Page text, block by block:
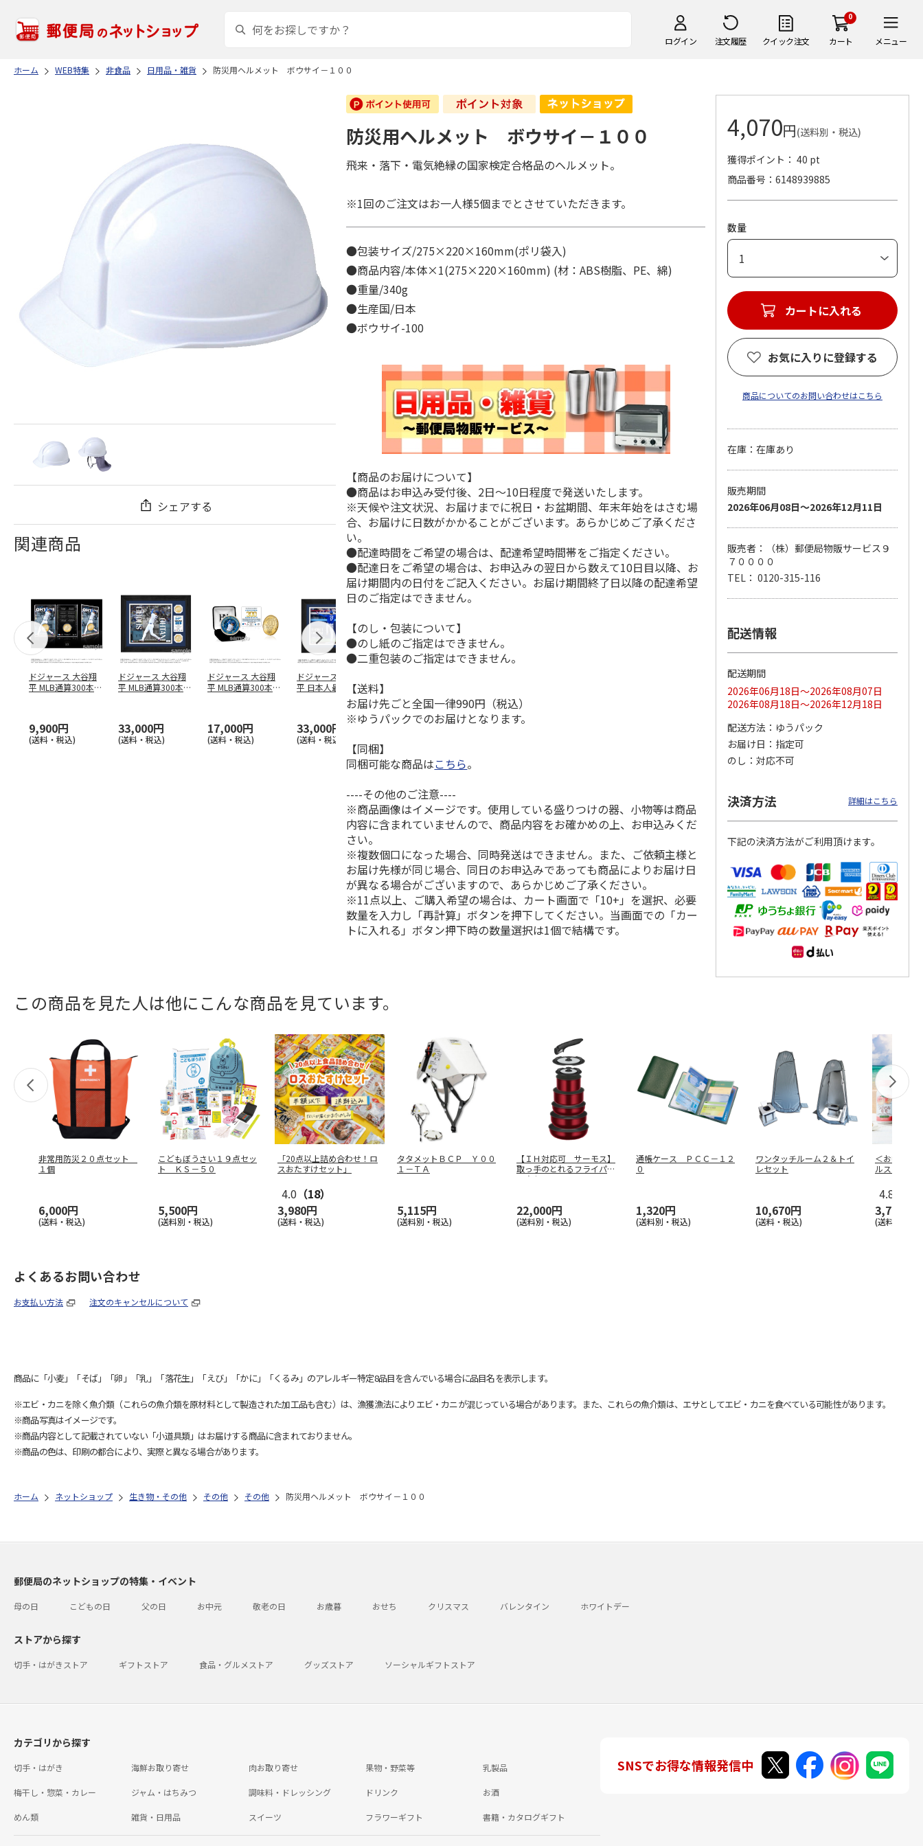
ログイン 注文履歴 クイック注文
0
カート メニュー
ホーム WEB特集 非食品 日用品・雑貨 防災用ヘルメット ボウサイ－１００
シェアする
関連商品
ドジャース 大谷翔
平 MLB通算300本塁
9,900円
(送料・税込)
ドジャース 大谷翔
平 MLB通算300本塁
33,000円
(送料・税込)
ドジャース 大谷翔
平 MLB通算300本塁
17,000円
(送料・税込)
ドジャース 大谷翔
平 日本人最多53試
合連続出塁記念 ダ
33,000円
(送料・税込)
4月投手…
33,000円
合連続出塁記念 コ
イ…
9,900円
ドジャース 大谷翔
平 日本人最多53試
合連続出塁記念 シ
ル…
17,000円
(送料・税込)
谷翔平 2026 NL 3・
4月投手…
防災用ヘルメット ボウサイ－１００
飛来・落下・電気絶縁の国家検定合格品のヘルメット。
※1回のご注文はお一人様5個までとさせていただきます。
●包装サイズ/275×220×160mm(ポリ袋入)
●商品内容/本体×1(275×220×160mm) (材：ABS樹脂、PE、綿)
●重量/340g
●生産国/日本
●ボウサイ-100
【商品のお届けについて】
●商品はお申込み受付後、2日～10日程度で発送いたします。
※天候や注文状況、お届けまでに祝日・お盆期間、年末年始をはさむ場
合、お届けに日数がかかることがございます。あらかじめご了承くださ
い。
●配達時間をご希望の場合は、配達希望時間帯をご指定ください。
●配達日をご希望の場合は、お申込みの翌日から数えて10日目以降、お
届け期間内の日付をご記入ください。お届け期間終了日以降の配達希望
日のご指定はできません。
【のし・包装について】
●のし紙のご指定はできません。
●二重包装のご指定はできません。
【送料】
お届け先ごと全国一律990円（税込）
※ゆうパックでのお届けとなります。
【同梱】
同梱可能な商品はこちら。
----その他のご注意----
※商品画像はイメージです。使用している盛りつけの器、小物等は商品
内容に含まれていませんので、商品内容をお確かめの上、お申込みくだ
さい。
※複数個口になった場合、同時発送はできません。また、ご依頼主様と
お届け先様が同じ場合、同日のお申込みであっても商品によりお届け日
が異なる場合がございますので、あらかじめご了承ください。
※11点以上、ご購入希望の場合は、カート画面で「10+」を選択、必要
数量を入力し「再計算」ボタンを押下してください。当画面での「カー
トに入れる」ボタン押下時の数量選択は1個で結構です。
4,070円(送料別・税込)
獲得ポイント： 40 pt
商品番号
6148939885
数量
カートに入れる
お気に入りに登録する
商品についてのお問い合わせはこちら
在庫：在庫あり
販売期間
2026年06月08日～2026年12月11日
販売者：（株）郵便局物販サービス９
７００００
TEL： 0120-315-116
配送情報
配送期間
2026年06月18日～2026年08月07日
2026年08月18日～2026年12月18日
配送方法
ゆうパック
お届け日
指定可
のし
対応不可
決済方法 詳細はこちら
下記の決済方法がご利用頂けます。
この商品を見た人は他にこんな商品を見ています。
非常用防災２０点セット
１個
6,000円
(送料・税込)
こどもぼうさい１９点セッ
ト ＫＳ－５０
5,500円
(送料別・税込)
「20点以上詰め合わせ！ロ
スおたすけセット」
4.0 （18）
3,980円
(送料・税込)
タタメットＢＣＰ Ｙ００
１－ＴＡ
5,115円
(送料別・税込)
【ＩＨ対応可 サーモス】
取っ手のとれるフライパン
８点セット
22,000円
(送料別・税込)
通帳ケース ＰＣＣ－１２
０
1,320円
(送料別・税込)
ワンタッチルーム２＆トイ
レセット
10,670円
(送料・税込)
＜お中元＞
ルスターズ
4.8
3,780円
(送料・税込)
よくあるお問い合わせ
お支払い方法 注文のキャンセルについて
商品に「小麦」「そば」「卵」「乳」「落花生」「えび」「かに」「くるみ」のアレルギー特定8品目を含んでいる場合に品目名を表示します。
※エビ・カニを除く魚介類（これらの魚介類を原材料として製造された加工品も含む）は、漁獲漁法によりエビ・カニが混じっている場合があります。また、これらの魚介類は、エサとしてエビ・カニを食べている可能性があります。
※商品写真はイメージです。
※商品内容として記載されていない「小道具類」はお届けする商品に含まれておりません。
※商品の色は、印刷の都合により、実際と異なる場合があります。
ホーム ネットショップ 生き物・その他 その他 その他 防災用ヘルメット ボウサイ－１００
郵便局のネットショップの特集・イベント
母の日 こどもの日 父の日 お中元 敬老の日 お歳暮 おせち クリスマス バレンタイン ホワイトデー
ストアから探す
切手・はがきストア ギフトストア 食品・グルメストア グッズストア ソーシャルギフトストア
カテゴリから探す
切手・はがき 海鮮お取り寄せ 肉お取り寄せ 果物・野菜等 乳製品
梅干し・惣菜・カレー ジャム・はちみつ 調味料・ドレッシング ドリンク お酒
めん類 雑貨・日用品 スイーツ フラワーギフト 書籍・カタログギフト
SNSでお得な情報発信中